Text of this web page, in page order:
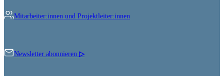
Mitarbeiter:innen und Projektleiter:innen
Newsletter abonnieren ▷